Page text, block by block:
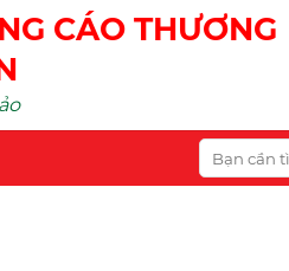
CÁO THƯƠNG